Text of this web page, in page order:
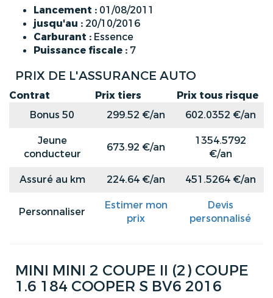
Lancement : 01/08/2011
jusqu'au : 20/10/2016
Carburant : Essence
Puissance fiscale : 7
PRIX DE L'ASSURANCE AUTO
Contrat Prix tiers
Prix tous risque
Bonus 50
299.52 €/an
602.0352 €/an
Jeune
conducteur
673.92 €/an
1354.5792
€/an
Assuré au km
224.64 €/an 451.5264 €/an
Personnaliser
Estimer mon
prix
Devis
personnalisé
MINI MINI 2 COUPE II (2) COUPE
1.6 184 COOPER S BV6 2016